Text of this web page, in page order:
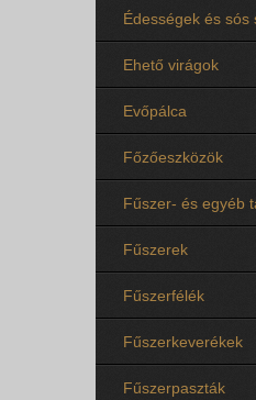
Édességek és sós
Ehető virágok
Evőpálca
Főzőeszközök
Fűszer- és egyéb
Fűszerek
Fűszerfélék
Fűszerkeverékek
Fűszerpaszták